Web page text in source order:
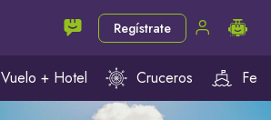
Regístrate
Vuelo + Hotel Cruceros